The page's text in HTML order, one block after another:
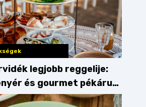
legjobb reggelije:
és gourmet pékáruk